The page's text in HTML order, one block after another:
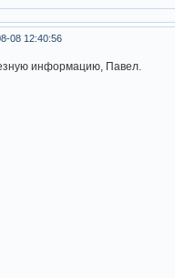
08 12:40:56
информацию, Павел.